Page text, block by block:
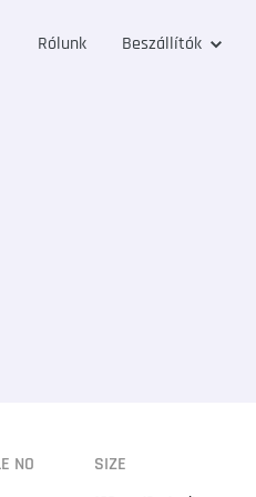
Rólunk Beszállítók
NO SIZE